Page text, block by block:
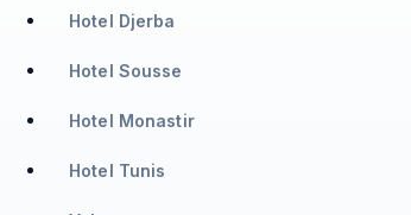
Hotel Djerba
Hotel Sousse
Hotel Monastir
Hotel Tunis